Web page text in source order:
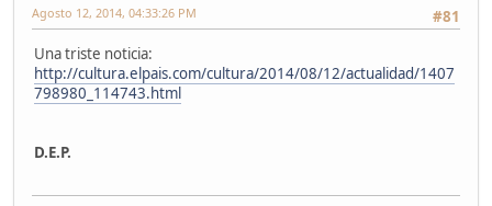
#81
Agosto 12, 2014, 04:33:26 PM
Una triste noticia:
http://cultura.elpais.com/cultura/2014/08/12/actualidad/1407
798980_114743.html
D.E.P.